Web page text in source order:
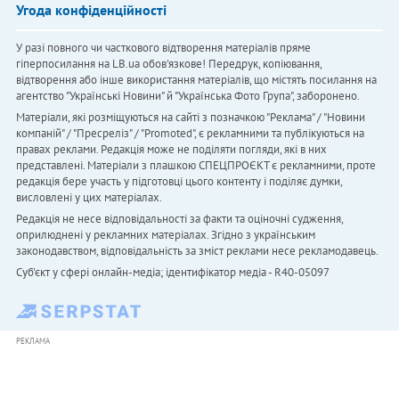
Угода конфіденційності
У разі повного чи часткового відтворення матеріалів пряме
гіперпосилання на LB.ua обов'язкове! Передрук, копіювання,
відтворення або інше використання матеріалів, що містять посилання на
агентство "Українськi Новини" й "Українська Фото Група", заборонено.
Матеріали, які розміщуються на сайті з позначкою "Реклама" / "Новини
компаній" / "Пресреліз" / "Promoted", є рекламними та публікуються на
правах реклами. Редакція може не поділяти погляди, які в них
представлені. Матеріали з плашкою СПЕЦПРОЄКТ є рекламними, проте
редакція бере участь у підготовці цього контенту і поділяє думки,
висловлені у цих матеріалах.
Редакція не несе відповідальності за факти та оціночні судження,
оприлюднені у рекламних матеріалах. Згідно з українським
законодавством, відповідальність за зміст реклами несе рекламодавець.
Cуб'єкт у сфері онлайн-медіа; ідентифікатор медіа - R40-05097
РЕКЛАМА